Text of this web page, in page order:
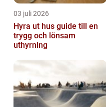
03 juli 2026
Hyra ut hus guide till en
trygg och lönsam
uthyrning